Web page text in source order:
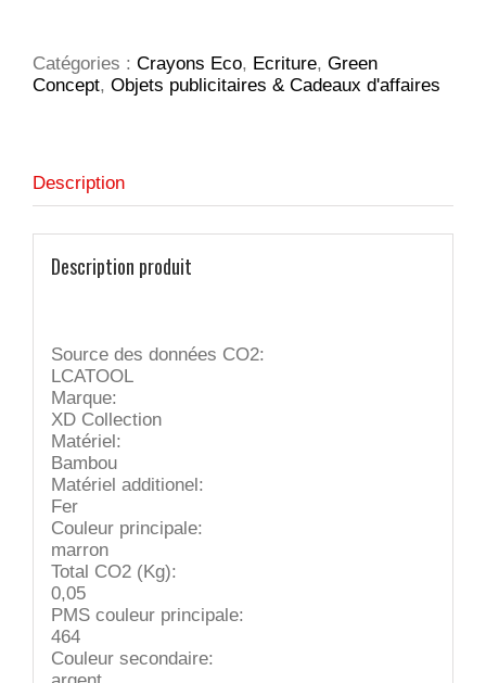
au
design
épuré
Catégories : Crayons Eco, Ecriture, Green
Concept, Objets publicitaires & Cadeaux d'affaires
Description
Description produit
Source des données CO2:
LCATOOL
Marque:
XD Collection
Matériel:
Bambou
Matériel additionel:
Fer
Couleur principale:
marron
Total CO2 (Kg):
0,05
PMS couleur principale:
464
Couleur secondaire: